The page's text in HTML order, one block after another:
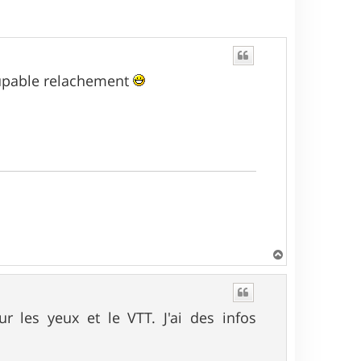
relachement
a
les yeux et le VTT. J'ai des infos